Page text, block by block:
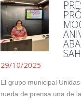
29/10/2025
El grupo municipal
rueda de prensa una de